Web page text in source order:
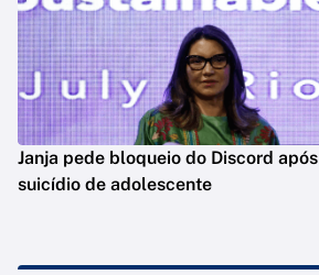
Janja pede bloqueio do Discord após
suicídio de adolescente